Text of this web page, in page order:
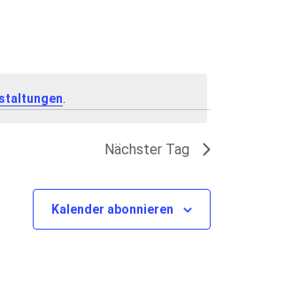
Nächster Tag
Kalender abonnieren